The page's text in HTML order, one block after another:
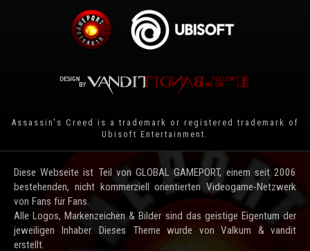
Assassin's Creed is a trademark or registered trademark of
Ubisoft Entertainment
Diese Webseite ist Teil von GLOBAL GAMEPORT, einem seit 2006
bestehenden, nicht kommerziell orientierten Videogame-Netzwerk
von Fans für Fans.
Alle Logos, Markenzeichen & Bilder sind das geistige Eigentum der
jeweiligen Inhaber. Dieses Theme wurde von Valkum & vandit
erstellt.